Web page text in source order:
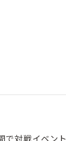
で対戦イベン